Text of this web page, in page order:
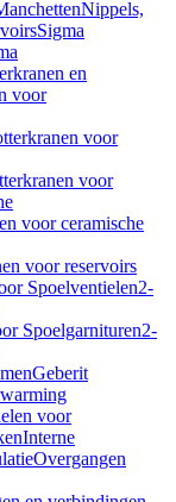
Nippels,
Sigma
en
voor
voor
voor
voor ceramische
voor reservoirs
Spoelventielen2-
Spoelgarnituren2-
Geberit
voor
Interne
Overgangen